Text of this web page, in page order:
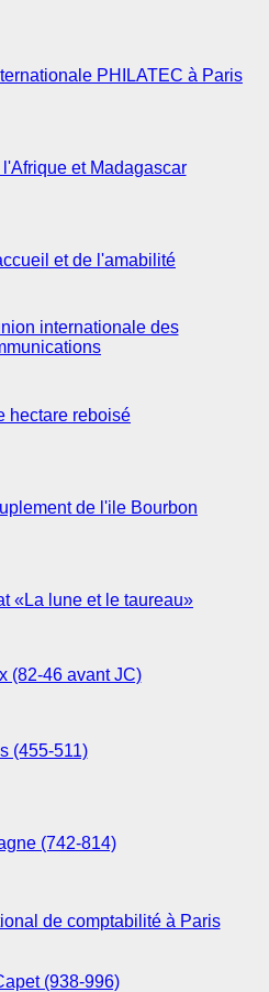
PHILATEC à Paris
et Madagascar
et de l'amabilité
internationale des
hectare reboisé
de l'ile Bourbon
«La lune et le taureau»
(82-46 avant JC)
(455-511)
(742-814)
de comptabilité à Paris
(938-996)